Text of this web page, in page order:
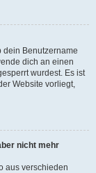
dein Benutzername
dich an einen
wurdest. Es ist
Website vorliegt,
nicht mehr
aus verschieden